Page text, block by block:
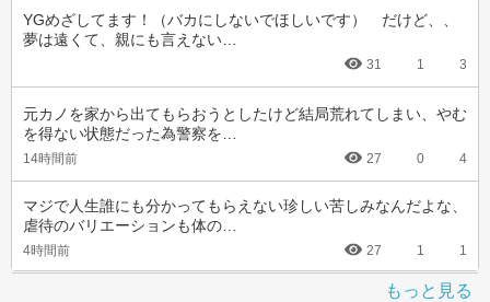
YGめざしてます！（バカにしないでほしいです）　だけど、、
夢は遠くて、親にも言えない…
31 1 3
元カノを家から出てもらおうとしたけど結局荒れてしまい、やむ
を得ない状態だった為警察を…
14時間前 27 0 4
マジで人生誰にも分かってもらえない珍しい苦しみなんだよな、
虐待のバリエーションも体の…
4時間前 27 1 1
もっと見る